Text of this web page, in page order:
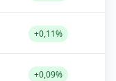
+0,11%
+0,09%